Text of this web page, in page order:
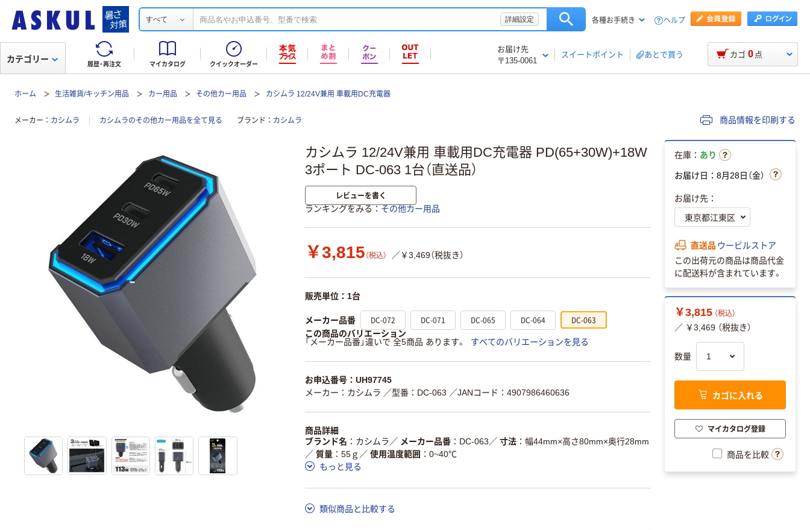
すべて 詳細設定 各種お手続き ヘルプ
履歴・再注文 マイカタログ クイックオーダー
お届け先
〒135-0061
スイートポイント あとで買う
カテゴリー カゴ 0 点
ホーム 生活雑貨/キッチン用品 カー用品 その他カー用品 カシムラ 12/24V兼用 車載用DC充電器
メーカー カシムラ カシムラのその他カー用品を全て見る ブランド カシムラ 商品情報を印刷する
カシムラ 12/24V兼用 車載用DC充電器 PD(65+30W)+18W
3ポート DC-063 1台（直送品）
レビューを書く
ランキングをみる その他カー用品
￥3,815 （税込） ／￥3,469（税抜き）
販売単位：1台
メーカー品番 DC-072 DC-071 DC-065 DC-064 DC-063
この商品のバリエーション
「メーカー品番」違いで 全5商品 あります。
すべてのバリエーションを見る
お申込番号：UH97745
メーカー：カシムラ ／型番：DC-063 ／JANコード：4907986460636
商品詳細
ブランド名
カシムラ ／ メーカー品番 DC-063 ／ 寸法
幅44mm×高さ80mm×奥行28mm
／ 質量 55ｇ ／ 使用温度範囲
0~40℃
もっと見る
類似商品と比較する
在庫： あり
お届け日：8月28日（金）
お届け先：
直送品 ウービルストア
この出荷元の商品は商品代金
に配送料が含まれています。
￥3,815 （税込）
／ ￥3,469 （税抜き）
数量
カゴに入れる
マイカタログ登録
商品を比較